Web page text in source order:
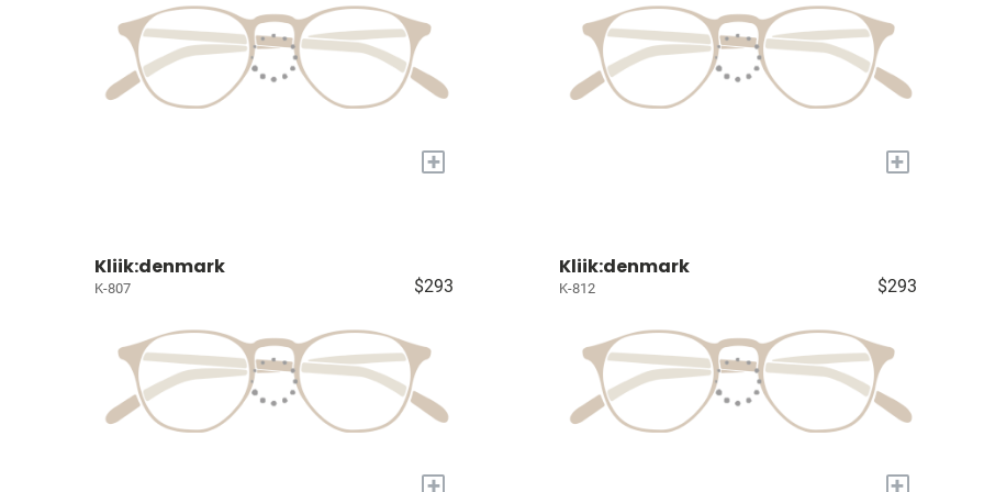
+ +
Kliik:denmark
K-807 $293
+
Kliik:denmark
K-812 $293
+